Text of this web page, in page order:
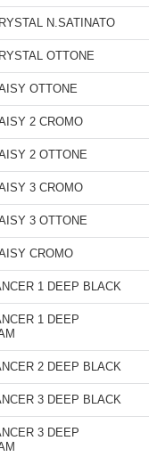
N.SATINATO
OTTONE
OTTONE
2 CROMO
2 OTTONE
3 CROMO
3 OTTONE
CROMO
1 DEEP BLACK
1 DEEP
2 DEEP BLACK
3 DEEP BLACK
3 DEEP